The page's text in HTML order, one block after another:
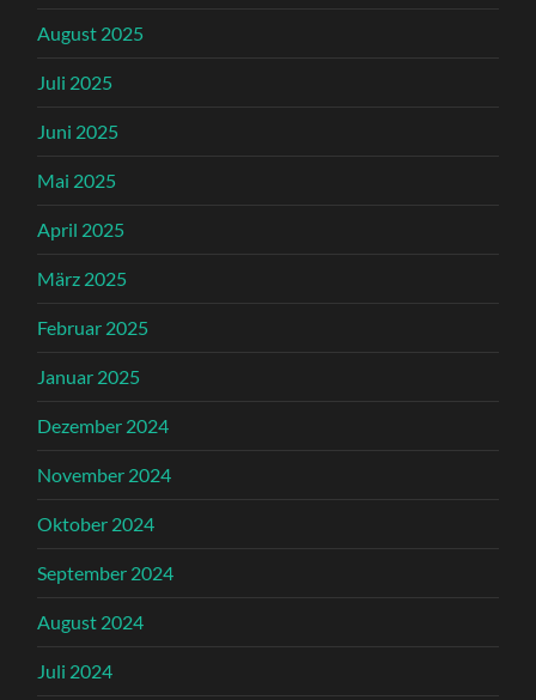
August 2025
Juli 2025
Juni 2025
Mai 2025
April 2025
März 2025
Februar 2025
Januar 2025
Dezember 2024
November 2024
Oktober 2024
September 2024
August 2024
Juli 2024